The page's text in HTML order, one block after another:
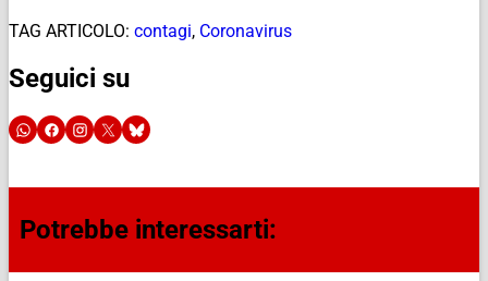
TAG ARTICOLO: contagi, Coronavirus
Seguici su
Potrebbe interessarti: